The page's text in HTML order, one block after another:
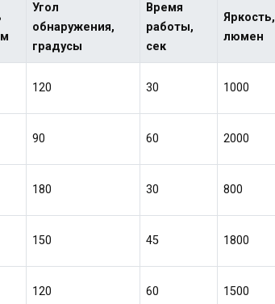
Угол
обнаружения,
градусы
Время
работы,
сек
Яркость,
люмен
120 30 1000
90 60 2000
180 30 800
150 45 1800
120 60 1500